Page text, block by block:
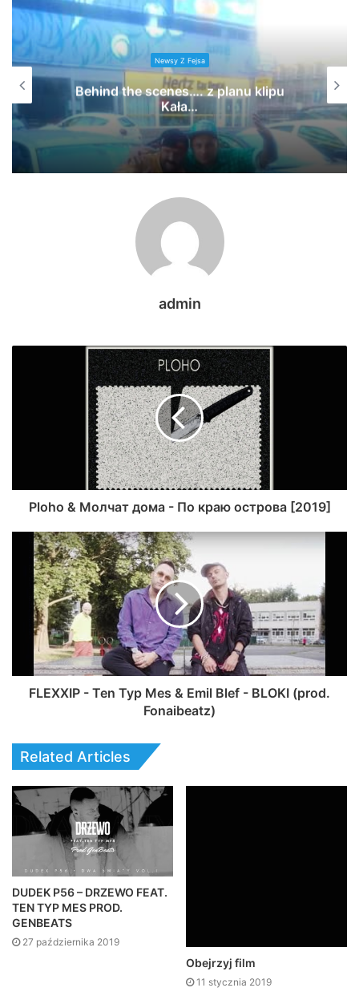
Newsy Z Fejsa
Behind the scenes…. z planu klipu
Kała…
admin
Ploho & Молчат дома - По краю острова [2019]
FLEXXIP - Ten Typ Mes & Emil Blef - BLOKI (prod.
Fonaibeatz)
Related Articles
DUDEK P56 – DRZEWO FEAT.
TEN TYP MES PROD.
GENBEATS
27 października 2019
Obejrzyj film
11 stycznia 2019